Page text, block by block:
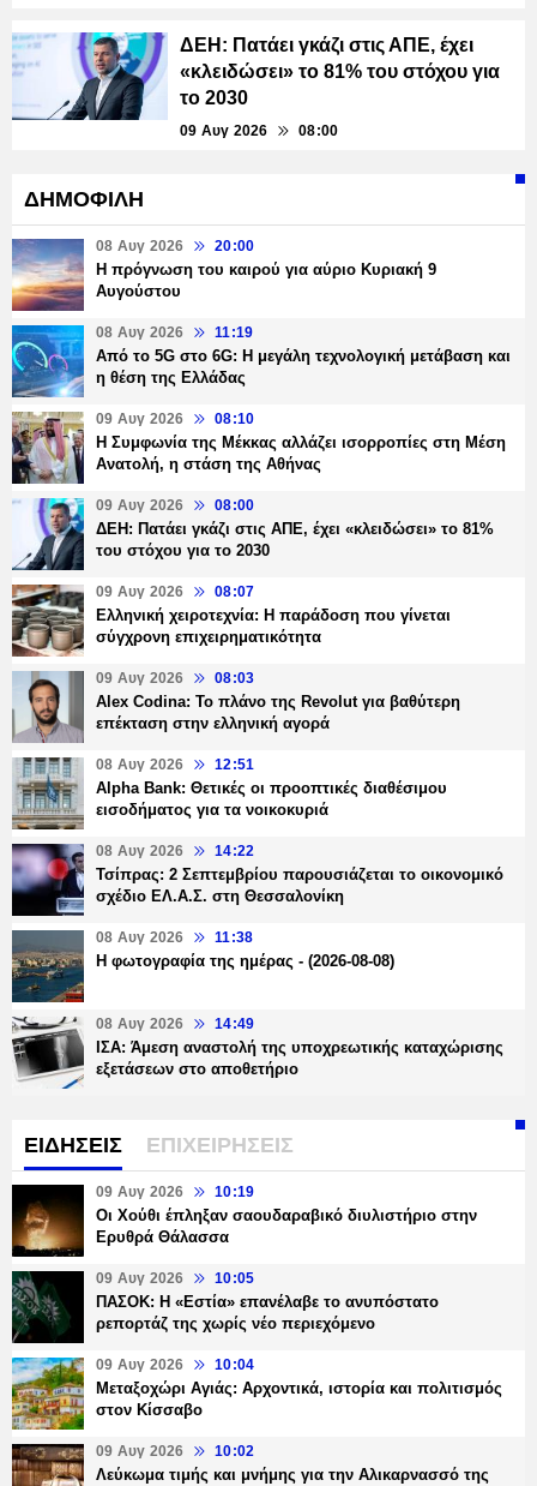
ΔΕΗ: Πατάει γκάζι στις ΑΠΕ, έχει
«κλειδώσει» το 81% του στόχου για
το 2030
09 Αυγ 2026 08:00
ΔΗΜΟΦΙΛΗ
08 Αυγ 2026 20:00
Η πρόγνωση του καιρού για αύριο Κυριακή 9
Αυγούστου
08 Αυγ 2026 11:19
Από το 5G στο 6G: Η μεγάλη τεχνολογική μετάβαση και
η θέση της Ελλάδας
09 Αυγ 2026 08:10
Η Συμφωνία της Μέκκας αλλάζει ισορροπίες στη Μέση
Ανατολή, η στάση της Αθήνας
09 Αυγ 2026 08:00
ΔΕΗ: Πατάει γκάζι στις ΑΠΕ, έχει «κλειδώσει» το 81%
του στόχου για το 2030
09 Αυγ 2026 08:07
Ελληνική χειροτεχνία: Η παράδοση που γίνεται
σύγχρονη επιχειρηματικότητα
09 Αυγ 2026 08:03
Alex Codina: Το πλάνο της Revolut για βαθύτερη
επέκταση στην ελληνική αγορά
08 Αυγ 2026 12:51
Alpha Bank: Θετικές οι προοπτικές διαθέσιμου
εισοδήματος για τα νοικοκυριά
08 Αυγ 2026 14:22
Τσίπρας: 2 Σεπτεμβρίου παρουσιάζεται το οικονομικό
σχέδιο ΕΛ.Α.Σ. στη Θεσσαλονίκη
08 Αυγ 2026 11:38
Η φωτογραφία της ημέρας - (2026-08-08)
08 Αυγ 2026 14:49
ΙΣΑ: Άμεση αναστολή της υποχρεωτικής καταχώρισης
εξετάσεων στο αποθετήριο
ΕΙΔΗΣΕΙΣ ΕΠΙΧΕΙΡΗΣΕΙΣ
09 Αυγ 2026 10:19
Οι Χούθι έπληξαν σαουδαραβικό διυλιστήριο στην
Ερυθρά Θάλασσα
09 Αυγ 2026 10:05
ΠΑΣΟΚ: Η «Εστία» επανέλαβε το ανυπόστατο
ρεπορτάζ της χωρίς νέο περιεχόμενο
09 Αυγ 2026 10:04
Μεταξοχώρι Αγιάς: Αρχοντικά, ιστορία και πολιτισμός
στον Κίσσαβο
09 Αυγ 2026 10:02
Λεύκωμα τιμής και μνήμης για την Αλικαρνασσό της